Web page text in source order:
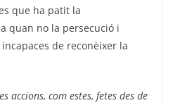
que ha patit la
quan no la persecució i
de reconèixer la
accions, com estes, fetes des de